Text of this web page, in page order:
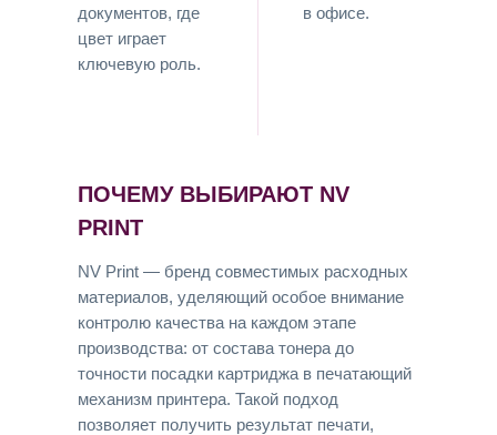
документов, где
цвет играет
ключевую роль.
в офисе.
ПОЧЕМУ ВЫБИРАЮТ NV
PRINT
NV Print — бренд совместимых расходных
материалов, уделяющий особое внимание
контролю качества на каждом этапе
производства: от состава тонера до
точности посадки картриджа в печатающий
механизм принтера. Такой подход
позволяет получить результат печати,